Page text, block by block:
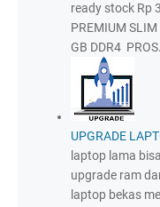
ready stock Rp
PREMIUM SLIM
GB DDR4
UPGRADE
laptop lama
upgrade ram
laptop bekas